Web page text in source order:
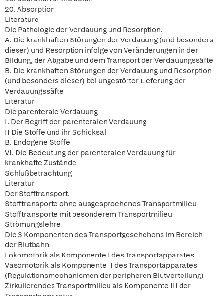
20. Absorption
Literature
Die Pathologie der Verdauung und Resorption.
A. Die krankhaften Störungen der Verdauung (und besonders
dieser) und Resorption infolge von Veränderungen in der
Bildung, der Abgabe und dem Transport der Verdauungssäfte
B. Die krankhaften Störungen der Verdauung und Resorption
(und besonders dieser) bei ungestörter Lieferung der
Verdauungssäfte
Literatur
Die parenterale Verdauung
I. Der Begriff der parenteralen Verdauung
II Die Stoffe und ihr Schicksal
B. Endogene Stoffe
VI. Die Bedeutung der parenteralen Verdauung für
krankhafte Zustände
Schlußbetrachtung
Literatur
Der Stofftransport.
Stofftransporte ohne ausgesprochenes Transportmilieu
Stofftransporte mit besonderem Transportmilieu
Strömungslehre
Die 3 Komponenten des Transportgeschehens im Bereich
der Blutbahn
Lokomotorik als Komponente I des Transportapparates
Vasomotorik als Komponente II des Transportapparates
(Regulationsmechanismen der peripheren Blutverteilung)
Zirkulierendes Transportmilieu als Komponente III der